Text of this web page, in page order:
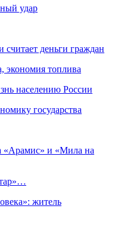
удар
считает деньги граждан
экономия топлива
населению России
государства
и «Мила на
житель